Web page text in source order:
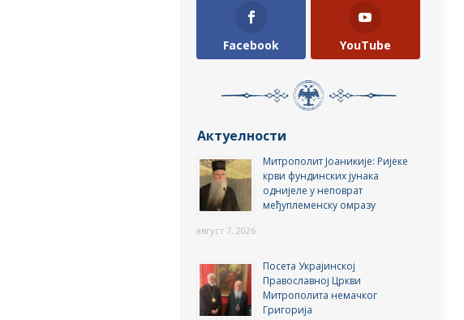
Facebook YouTube
Актуелности
Митрополит Јоаникије: Ријеке
крви фундинских јунака
однијеле у неповрат
међуплеменску омразу
август 7, 2026
Посета Украјинској
Православној Цркви
Митрополита немачког
Григорија